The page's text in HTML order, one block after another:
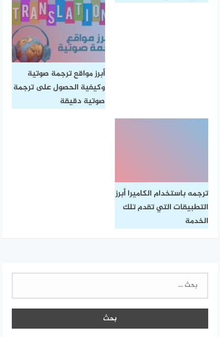
أبرز مواقع ترجمة صوتية
وكيفية الحصول على ترجمة
صوتية دقيقة
ترجمه باستخدام الكاميرا أبرز
التطبيقات التي تقدم تلك
الخدمة
البحث